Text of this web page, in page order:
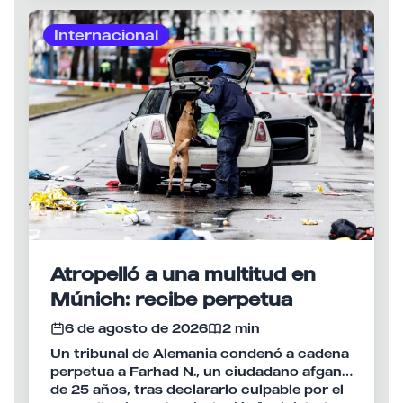
Internacional
Atropelló a una multitud en
Múnich: recibe perpetua
6 de agosto de 2026
2 min
Un tribunal de Alemania condenó a cadena
perpetua a Farhad N., un ciudadano afgano
de 25 años, tras declararlo culpable por el